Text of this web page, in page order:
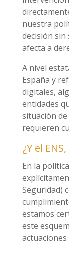
nuestra
decisión sin
afecta a
A nivel
España y
digitales,
entidades
situación
requieren
¿Y el
En la
Seguridad)
estamos
este
actuaciones